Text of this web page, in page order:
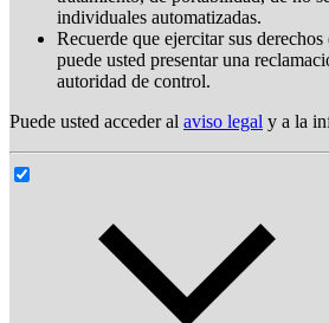
individuales automatizadas.
Recuerde que ejercitar sus
puede usted presentar una
autoridad de control.
Puede usted acceder al aviso legal y a la